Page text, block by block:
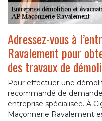
Adressez-vous à
Ravalement pour
des travaux de
Pour effectuer une
recommandé de
entreprise spécialisée. À
Maçonnerie Ravalement